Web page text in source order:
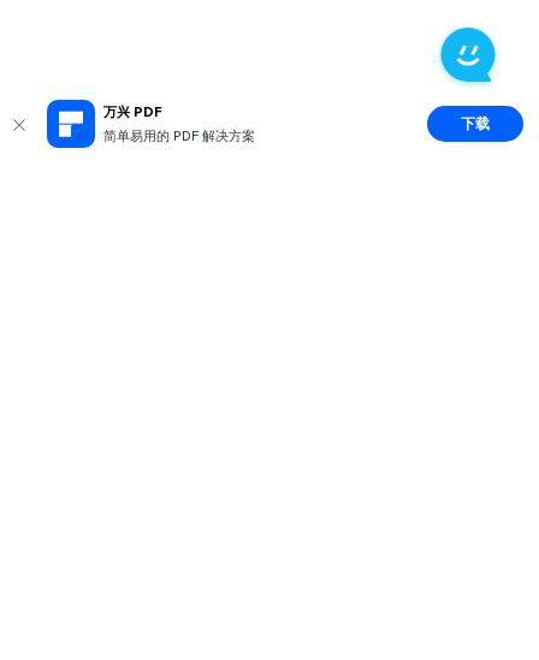
万兴 PDF
简单易用的 PDF 解决方案
下载